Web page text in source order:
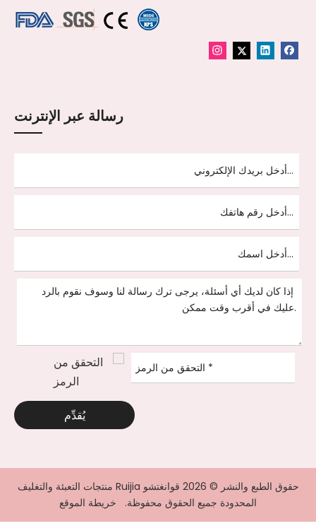
رسالة عبر الإنترنت
يُقدِّم
حقوق الطبع والنشر © 2026
قوانغتشو Ruijia منتجات التعبئة والتغليف
المحدودة جميع الحقوق محفوظة. خريطة الموقع